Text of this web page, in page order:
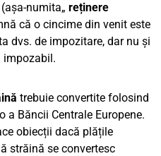
numita„ reținere
că o cincime din venit este
dvs. de impozitare, dar nu și
impozabil.
trebuie convertite folosind
a Băncii Centrale Europene.
obiecții dacă plățile
străină se convertesc